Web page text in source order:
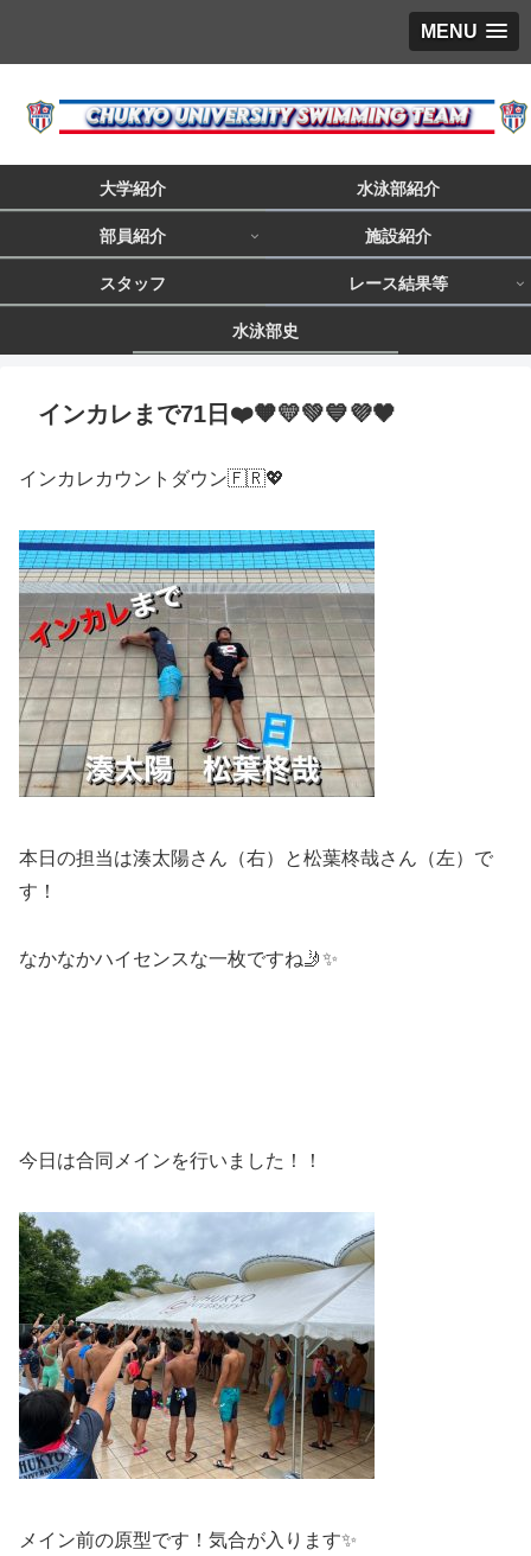
MENU
大学紹介 水泳部紹介
部員紹介 施設紹介
スタッフ レース結果等
水泳部史
インカレまで71日❤️🧡💛💚💙💜🖤
インカレカウントダウン🇫🇷💖
本日の担当は湊太陽さん（右）と松葉柊哉さん（左）で
す！
なかなかハイセンスな一枚ですね🤳✨
今日は合同メインを行いました！！
メイン前の原型です！気合が入ります✨